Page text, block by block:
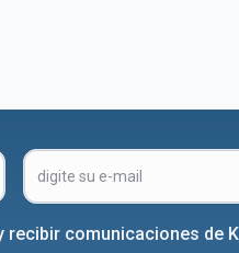
comunicaciones de